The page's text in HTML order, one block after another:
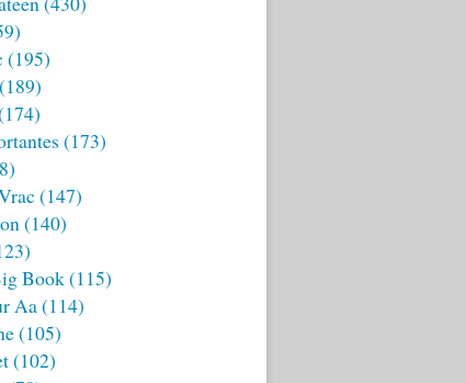
(195)
(189)
(173)
(147)
(140)
Book(115)
Aa(114)
(105)
(102)